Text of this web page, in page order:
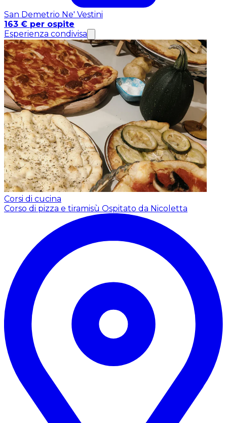
San Demetrio Ne' Vestini
163 € per ospite
Esperienza condivisa
Corsi di cucina
Corso di pizza e tiramisù Ospitato da Nicoletta